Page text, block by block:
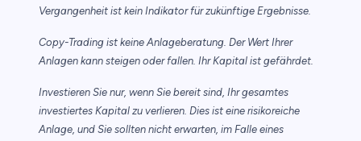
Vergangenheit ist kein Indikator für zukünftige Ergebnisse.
Copy-Trading ist keine Anlageberatung. Der Wert Ihrer
Anlagen kann steigen oder fallen. Ihr Kapital ist gefährdet.
Investieren Sie nur, wenn Sie bereit sind, Ihr gesamtes
investiertes Kapital zu verlieren. Dies ist eine risikoreiche
Anlage, und Sie sollten nicht erwarten, im Falle eines